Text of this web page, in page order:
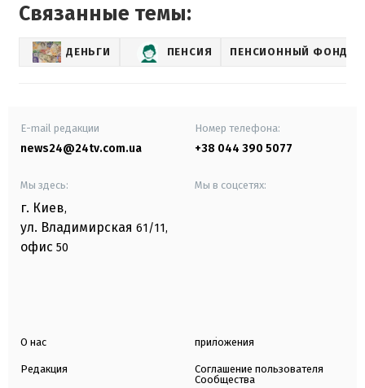
Связанные темы:
ДЕНЬГИ ПЕНСИЯ ПЕНСИОННЫЙ ФОНД
E-mail редакции
news24@24tv.com.ua
Номер телефона:
+38 044 390 5077
Мы здесь:
г. Киев,
ул. Владимирская 61/11,
офис 50
Мы в соцсетях:
О нас
Редакция
приложения
Соглашение пользователя
Сообщества